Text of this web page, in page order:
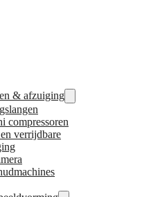
& afzuiging
compressoren
verrijdbare